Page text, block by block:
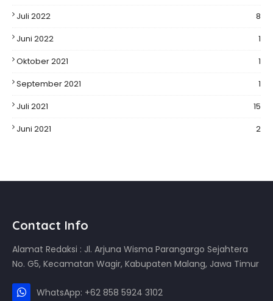
Juli 2022
8
Juni 2022
1
Oktober 2021
1
September 2021
1
Juli 2021
15
Juni 2021
2
Contact Info
Alamat Redaksi : Jl. Arjuna Wisma Parangargo Sejahtera
No. G5, Kecamatan Wagir, Kabupaten Malang, Jawa Timur
WhatsApp: +62 858 5924 3102